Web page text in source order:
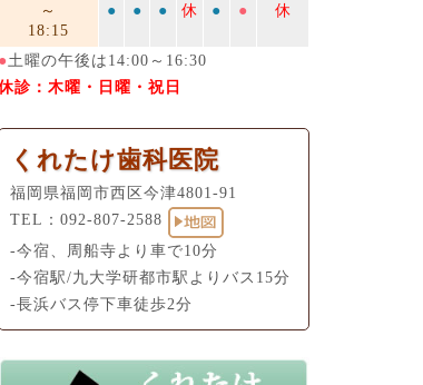
～
18:15
● ● ● 休 ● ● 休
●土曜の午後は14:00～16:30
診：木曜・日曜・祝日
くれたけ歯科医院
福岡県福岡市西区今津4801-91
TEL： 092-807-2588
-今宿、周船寺より車で10分
-今宿駅/九大学研都市駅よりバス15分
-長浜バス停下車徒歩2分